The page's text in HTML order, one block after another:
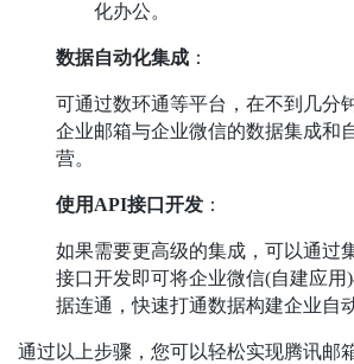
化办公。
数据自动化集成 ：
可通过数环通等平台，在不到几分
企业邮箱与企业微信的数据集成和
营。
使用API接口开发 ：
如果需要更高级的集成，可以通过
接口开发即可将企业微信(自建应用
据连通，快速打通数据构建企业自
通过以上步骤，您可以轻松实现腾讯邮